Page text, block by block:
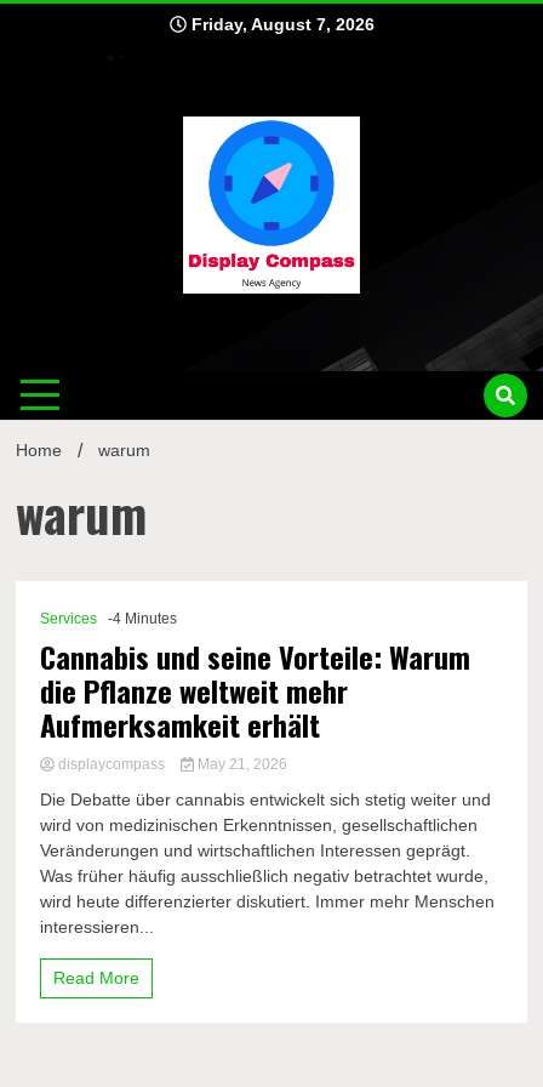
Friday, August 7, 2026
Home warum
warum
Services -4 Minutes
Cannabis und seine Vorteile: Warum
die Pflanze weltweit mehr
Aufmerksamkeit erhält
displaycompass May 21, 2026
Die Debatte über cannabis entwickelt sich stetig weiter und
wird von medizinischen Erkenntnissen, gesellschaftlichen
Veränderungen und wirtschaftlichen Interessen geprägt.
Was früher häufig ausschließlich negativ betrachtet wurde,
wird heute differenzierter diskutiert. Immer mehr Menschen
interessieren...
Read More